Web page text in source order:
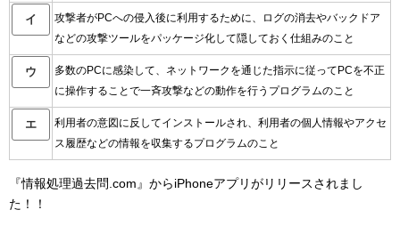
イ
攻撃者がPCへの侵入後に利用するために、ログの消去やバックドア
などの攻撃ツールをパッケージ化して隠しておく仕組みのこと
ウ
多数のPCに感染して、ネットワークを通じた指示に従ってPCを不正
に操作することで一斉攻撃などの動作を行うプログラムのこと
エ
利用者の意図に反してインストールされ、利用者の個人情報やアクセ
ス履歴などの情報を収集するプログラムのこと
『情報処理過去問.com』からiPhoneアプリがリリースされまし
た！！